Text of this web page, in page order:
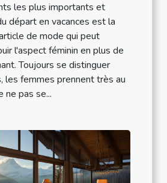
les plus importants et
départ en vacances est la
de mode qui peut
l'aspect féminin en plus de
Toujours se distinguer
les femmes prennent très au
ne pas se...